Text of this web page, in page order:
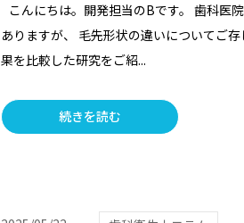
こんにちは。開発担当のBです。 歯科医
ありますが、 毛先形状の違いについてご
果を比較した研究をご紹...
続きを読む